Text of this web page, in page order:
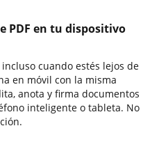
PDF en tu dispositivo
cuando estés lejos de
en móvil con la misma
anota y firma documentos
inteligente o tableta. No